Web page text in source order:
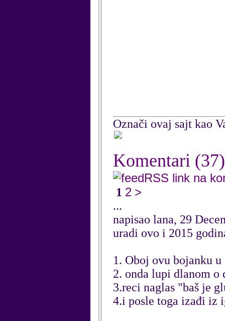
Označi ovaj sajt kao
Komentari (37)
RSS link na
1 2 >
...
napisao lana, 29
uradi ovo i 2015
1. Oboj ovu bojanku u
2. onda lupi dlanom o
3.reci naglas "baš je
4.i posle toga izađi iz